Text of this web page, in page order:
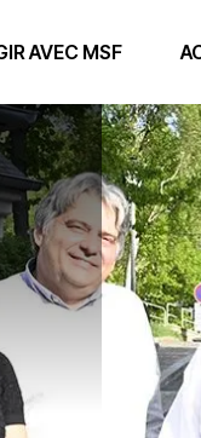
AVEC MSF